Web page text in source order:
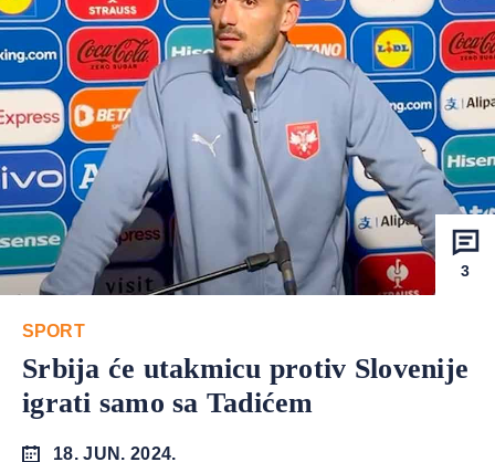
3
SPORT
Srbija će utakmicu protiv Slovenije
igrati samo sa Tadićem
18. JUN. 2024.